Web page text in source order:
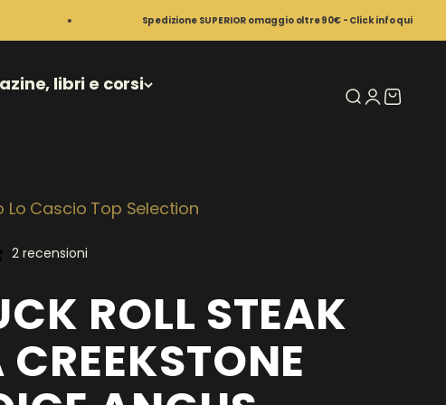
Spedizione SUPERIOR omaggio oltre 90€ - Click info qui
libri e corsi
Mostra il
Mostra
Mostra
Lo Cascio Top Selection
2 recensioni
ROLL STEAK
CREEKSTONE